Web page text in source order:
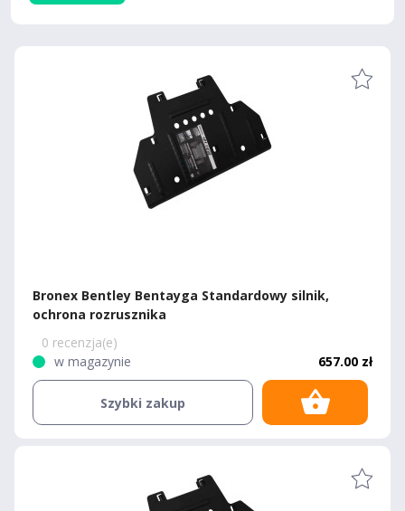
Bronex Bentley Bentayga Standardowy silnik,
ochrona rozrusznika
0 recenzja(e)
w magazynie
657.00 zł
Szybki zakup